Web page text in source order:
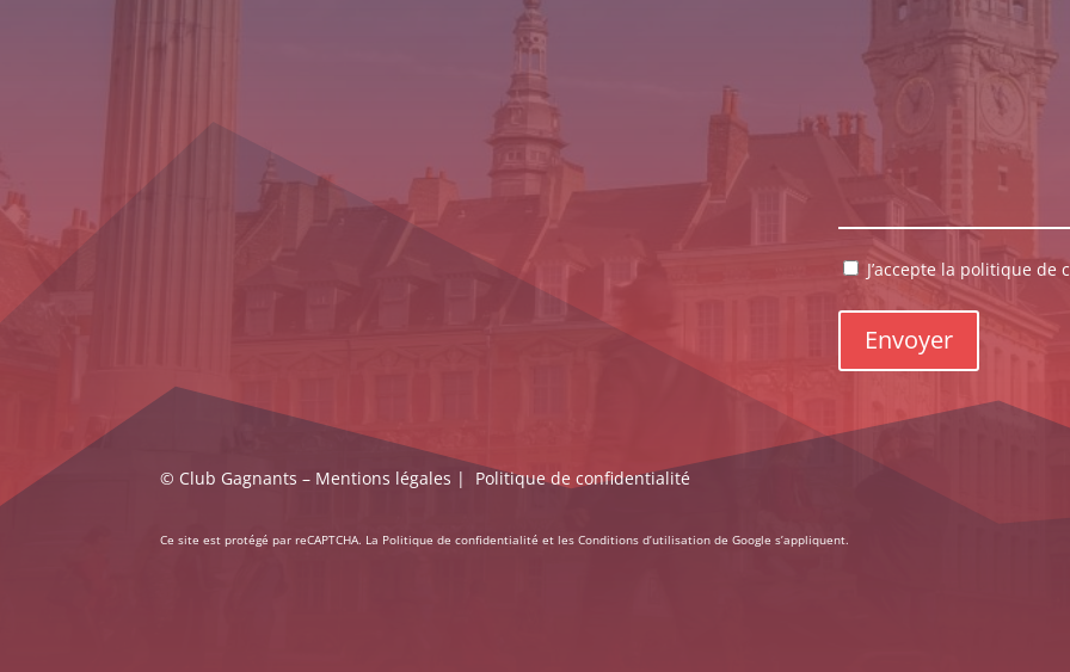
RGPDJ’accepte la politique de
© Club Gagnants – Mentions légales | Politique de confidentialité
Ce site est protégé par reCAPTCHA. La Politique de confidentialité et lesConditions d’utilisation de Google s’appliquent.